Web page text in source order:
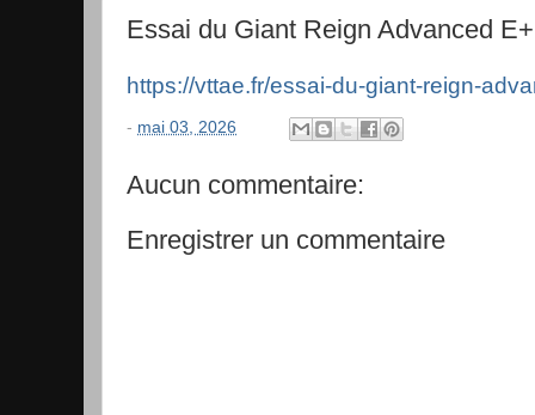
Essai du Giant Reign Advanced
https://vttae.fr/essai-du-giant-reign-
- mai 03, 2026
Aucun commentaire:
Enregistrer un commentaire